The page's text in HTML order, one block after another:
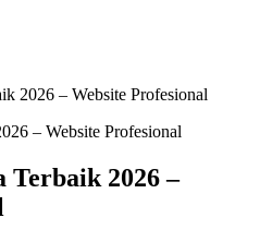
2026 – Website Profesional
Terbaik 2026 –